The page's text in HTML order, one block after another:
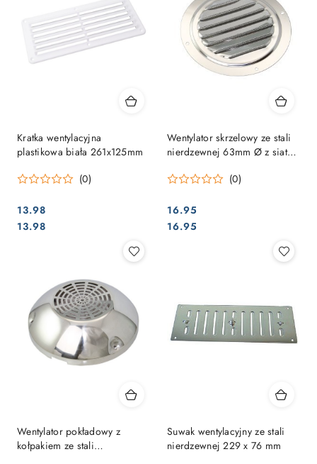
Kratka wentylacyjna
plastikowa biała 261x125mm
(0)
Cena:
13.98
Cena:
13.98
Wentylator skrzelowy ze stali
nierdzewnej 63mm Ø z siatką
(0)
Cena:
16.95
Cena:
16.95
Wentylator pokładowy z
kołpakiem ze stali
Suwak wentylacyjny ze stali
nierdzewnej 229 x 76 mm